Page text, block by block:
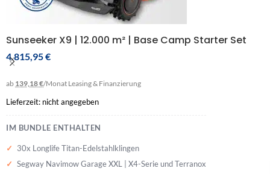
Sunseeker X9 | 12.000 m² | Base Camp Starter Set
4.815,95€
ab 139,18 €/Monat Leasing & Finanzierung
Lieferzeit: nicht angegeben
IM BUNDLE ENTHALTEN
30x Longlife Titan-Edelstahlklingen
Segway Navimow Garage XXL | X4-Serie und Terranox